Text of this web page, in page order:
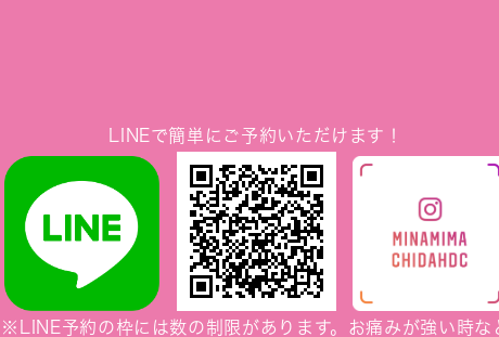
LINEで簡単にご予約いただけます！
※LINE予約の枠には数の制限があります。お痛みが強い時な